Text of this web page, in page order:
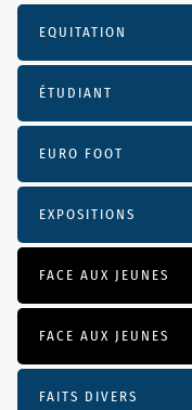
EQUITATION
ÉTUDIANT
EURO FOOT
EXPOSITIONS
FACE AUX JEUNES
FACE AUX JEUNES
FAITS DIVERS